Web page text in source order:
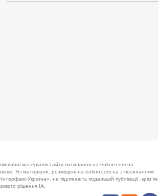
матеріалів сайту посилання на enkorr.com.ua
Усі матеріали, розміщені на enkorr.com.ua з посиланням
Україна», не підлягають подальшій публікації, крім як
рішення ІА.